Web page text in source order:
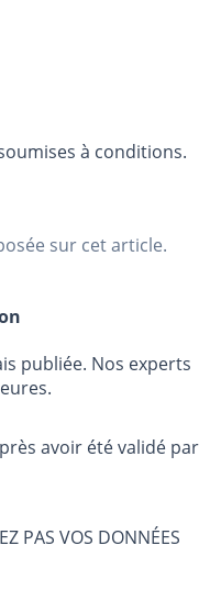
à conditions.
sur cet article.
publiée. Nos experts
avoir été validé par
PAS VOS DONNÉES